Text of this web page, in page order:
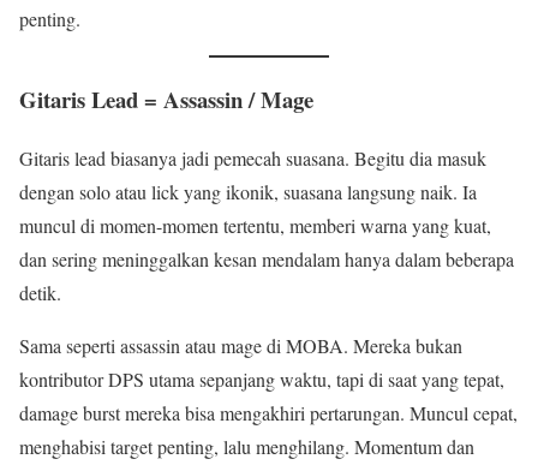
penting.
Gitaris Lead = Assassin / Mage
Gitaris lead biasanya jadi pemecah suasana. Begitu dia masuk
dengan solo atau lick yang ikonik, suasana langsung naik. Ia
muncul di momen-momen tertentu, memberi warna yang kuat,
dan sering meninggalkan kesan mendalam hanya dalam beberapa
detik.
Sama seperti assassin atau mage di MOBA. Mereka bukan
kontributor DPS utama sepanjang waktu, tapi di saat yang tepat,
damage burst mereka bisa mengakhiri pertarungan. Muncul cepat,
menghabisi target penting, lalu menghilang. Momentum dan